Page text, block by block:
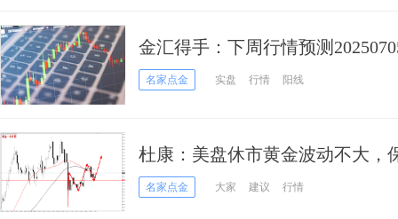
金汇得手：下周行情预
名家点金 实盘 行情 阳线
杜康：美盘休市黄金波动不大，
名家点金 大家 建议 行情